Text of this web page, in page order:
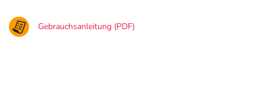
Gebrauchsanleitung (PDF)